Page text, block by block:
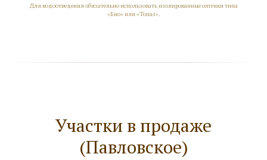
Для водоотведения обязательно использовать изолированные септики типа
«Био» или «Топаз».
Участки в продаже
(Павловское)